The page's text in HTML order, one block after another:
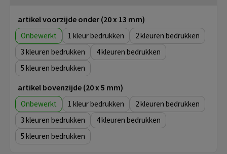
artikel voorzijde onder (20 x 13 mm)
Onbewerkt 1
2
3
4
5
artikel bovenzijde (20 x 5 mm)
Onbewerkt 1
2
3
4
5